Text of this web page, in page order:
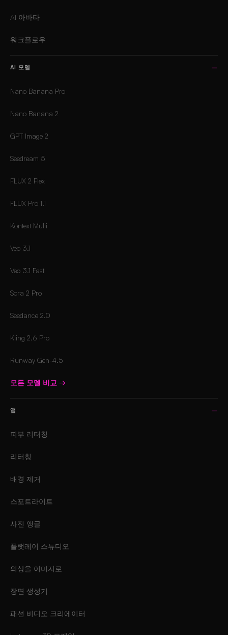
AI 아바타
워크플로우
AI 모델
Nano Banana Pro
Nano Banana 2
GPT Image 2
Seedream 5
FLUX 2 Flex
FLUX Pro 1.1
Kontext Multi
Veo 3.1
Veo 3.1 Fast
Sora 2 Pro
Seedance 2.0
Kling 2.6 Pro
Runway Gen-4.5
모든 모델 비교 →
앱
피부 리터칭
리터칭
배경 제거
스포트라이트
사진 앵글
플랫레이 스튜디오
의상을 이미지로
장면 생성기
패션 비디오 크리에이터